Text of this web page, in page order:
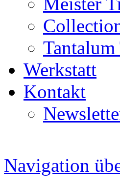
Werkstatt
Kontakt
Navigation